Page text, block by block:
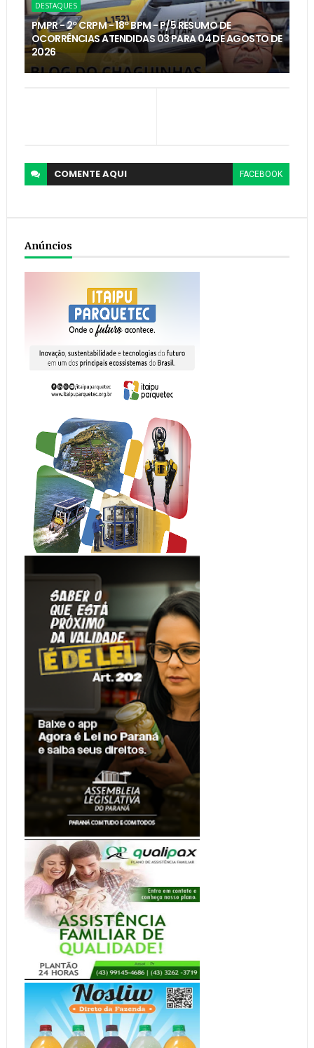
DESTAQUES
PMPR - 2º CRPM - 18º BPM - P/5 RESUMO DE
OCORRÊNCIAS ATENDIDAS 03 PARA 04 DE AGOSTO DE
2026
COMENTEAQUI FACEBOOK
Anúncios